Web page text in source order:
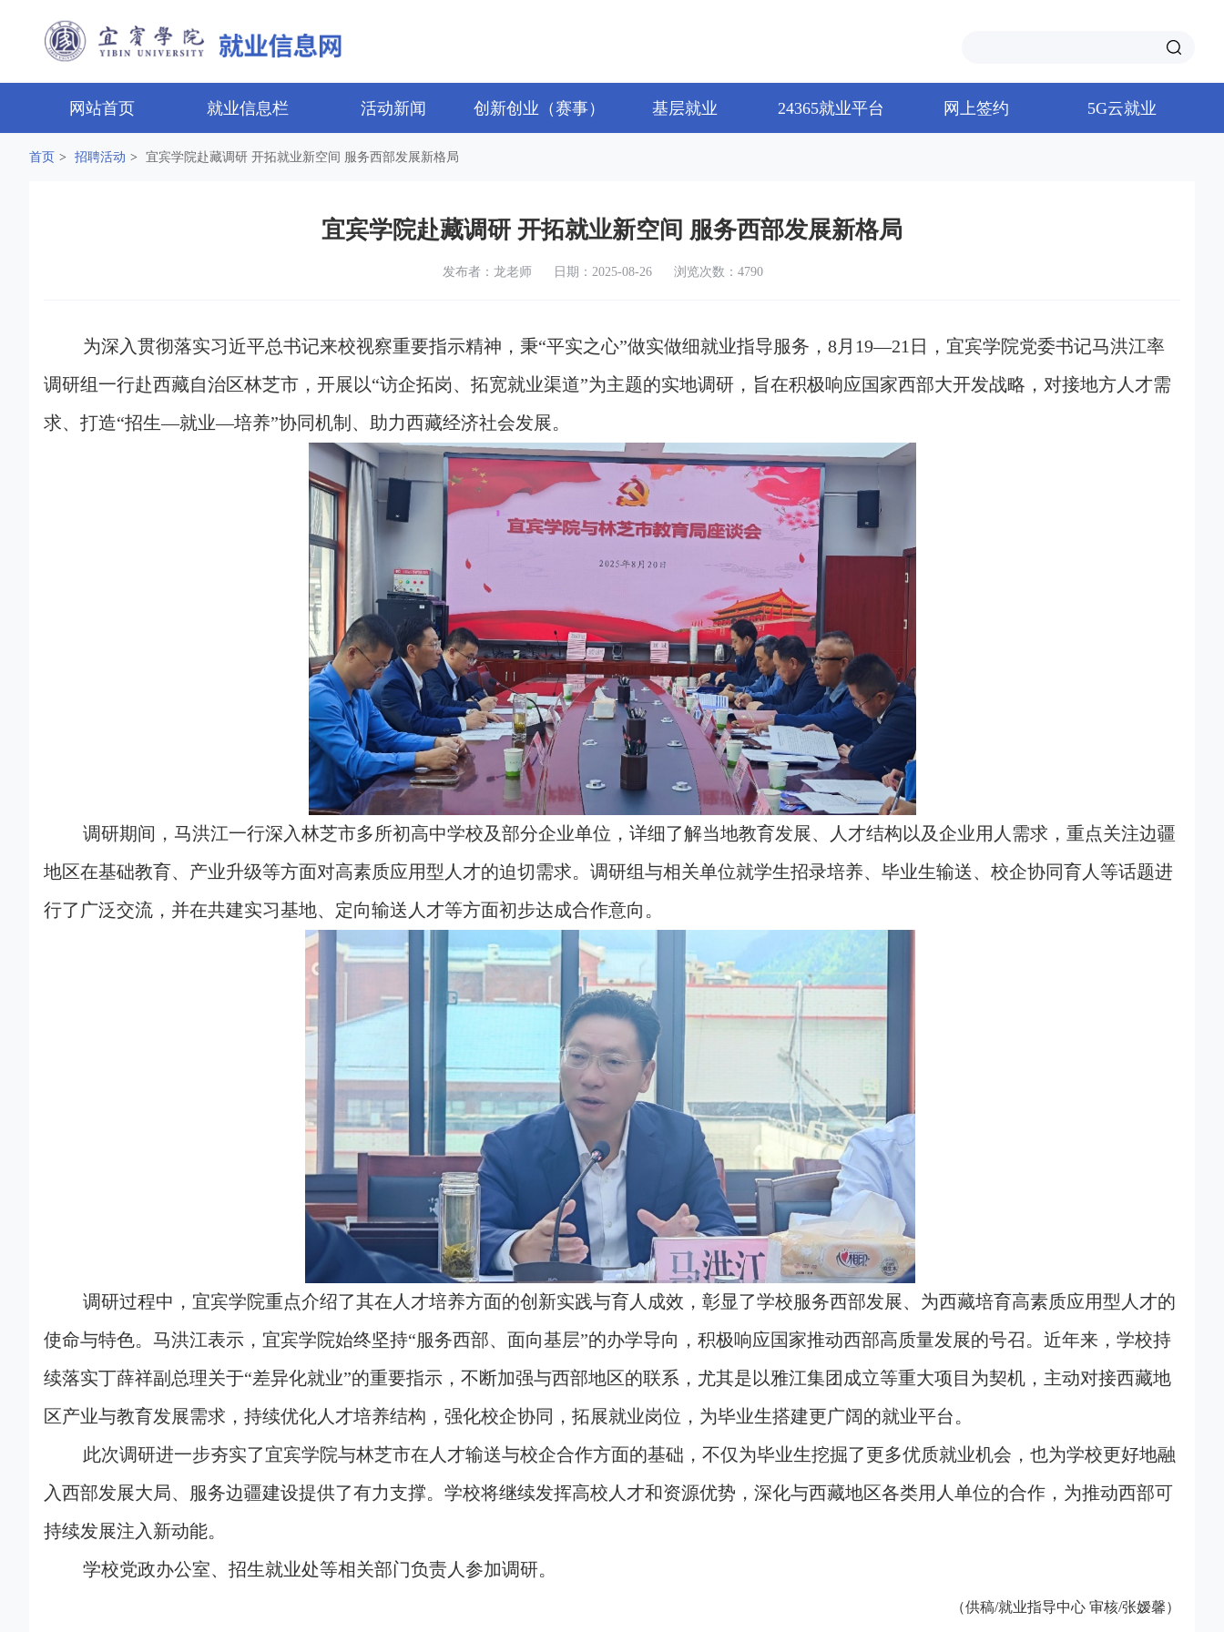
网站首页 就业信息栏 活动新闻 创新创业（赛事） 基层就业 24365就业平台 网上签约 5G云就业
首页 > 招聘活动 > 宜宾学院赴藏调研 开拓就业新空间 服务西部发展新格局
宜宾学院赴藏调研 开拓就业新空间 服务西部发展新格局
发布者：龙老师 日期：2025-08-26 浏览次数：4790
为深入贯彻落实习近平总书记来校视察重要指示精神，秉“平实之心”做实做细就业指导服务，8月19—21日，宜宾学院党委书记马洪江率
调研组一行赴西藏自治区林芝市，开展以“访企拓岗、拓宽就业渠道”为主题的实地调研，旨在积极响应国家西部大开发战略，对接地方人才需
求、打造“招生—就业—培养”协同机制、助力西藏经济社会发展。
调研期间，马洪江一行深入林芝市多所初高中学校及部分企业单位，详细了解当地教育发展、人才结构以及企业用人需求，重点关注边疆
地区在基础教育、产业升级等方面对高素质应用型人才的迫切需求。调研组与相关单位就学生招录培养、毕业生输送、校企协同育人等话题进
行了广泛交流，并在共建实习基地、定向输送人才等方面初步达成合作意向。
调研过程中，宜宾学院重点介绍了其在人才培养方面的创新实践与育人成效，彰显了学校服务西部发展、为西藏培育高素质应用型人才的
使命与特色。马洪江表示，宜宾学院始终坚持“服务西部、面向基层”的办学导向，积极响应国家推动西部高质量发展的号召。近年来，学校持
续落实丁薛祥副总理关于“差异化就业”的重要指示，不断加强与西部地区的联系，尤其是以雅江集团成立等重大项目为契机，主动对接西藏地
区产业与教育发展需求，持续优化人才培养结构，强化校企协同，拓展就业岗位，为毕业生搭建更广阔的就业平台。
此次调研进一步夯实了宜宾学院与林芝市在人才输送与校企合作方面的基础，不仅为毕业生挖掘了更多优质就业机会，也为学校更好地融
入西部发展大局、服务边疆建设提供了有力支撑。学校将继续发挥高校人才和资源优势，深化与西藏地区各类用人单位的合作，为推动西部可
持续发展注入新动能。
学校党政办公室、招生就业处等相关部门负责人参加调研。
（供稿/就业指导中心 审核/张嫒馨）